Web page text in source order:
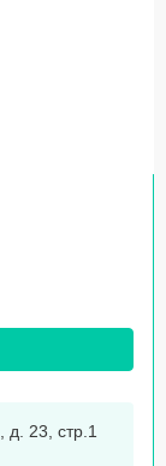
д. 23, стр.1